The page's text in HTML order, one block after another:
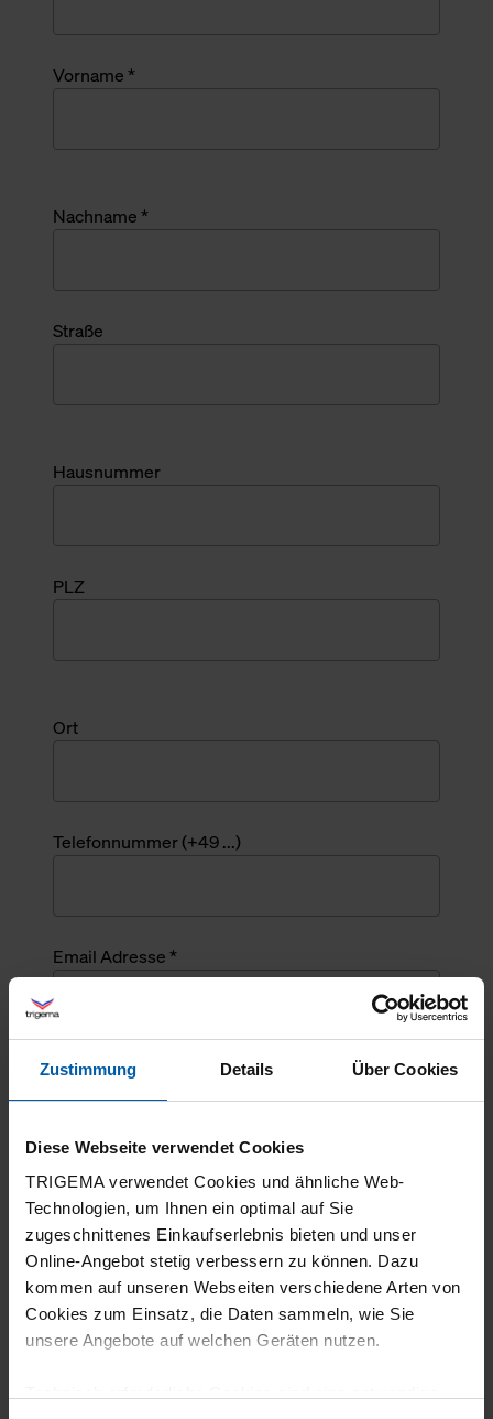
Zustimmung Details Über Cookies
Diese Webseite verwendet Cookies
TRIGEMA verwendet Cookies und ähnliche Web-
Technologien, um Ihnen ein optimal auf Sie
zugeschnittenes Einkaufserlebnis bieten und unser
Online-Angebot stetig verbessern zu können. Dazu
kommen auf unseren Webseiten verschiedene Arten von
Cookies zum Einsatz, die Daten sammeln, wie Sie
unsere Angebote auf welchen Geräten nutzen.
Vorname *
Nachname *
Straße
Hausnummer
PLZ
Ort
Telefonnummer (+49 ...)
Email Adresse *
Angefragte Menge *
Mehrzeiliger Text